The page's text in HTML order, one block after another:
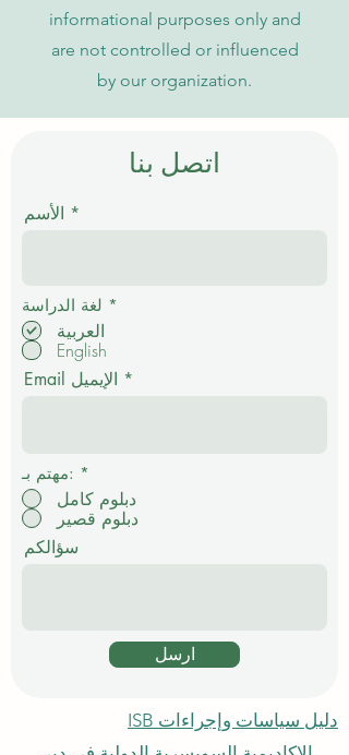
informational purposes only and
are not controlled or influenced
by our organization.
اتصل بنا
الأسم
لغة الدراسة *
م
العربية
English
Email الإيميل
مهتم بـ: *
دبلوم كامل
دبلوم قصير
سؤالكم
ارسل
دليل سياسات وإجراءات ISB